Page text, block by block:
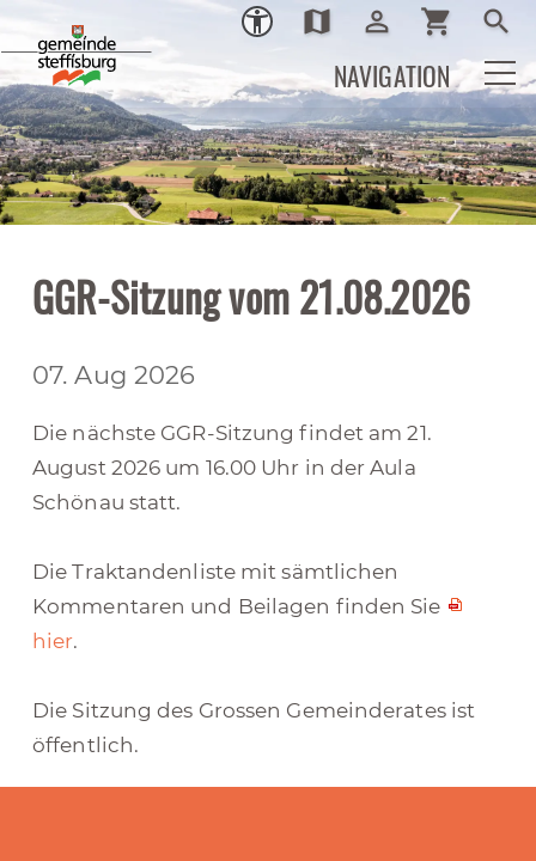
Ortsplan
map Login
person_outline shopping_cart search
NAVIGATION
GGR-Sitzung vom 21.08.2026
07. Aug 2026
Die nächste GGR-Sitzung findet am 21.
August 2026 um 16.00 Uhr in der Aula
Schönau statt.
Die Traktandenliste mit sämtlichen
Kommentaren und Beilagen finden Sie
hier.
Die Sitzung des Grossen Gemeinderates ist
öffentlich.